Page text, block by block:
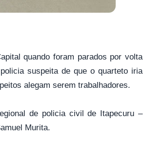
quando foram parados por volta
suspeita de que o quarteto iria
alegam serem trabalhadores.
de policia civil de Itapecuru –
Murita.